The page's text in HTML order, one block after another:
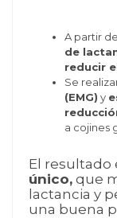
A partir
de
reducir
Se
(EMG) y
a cojines
El resultado
único,que
lactancia y
una buena